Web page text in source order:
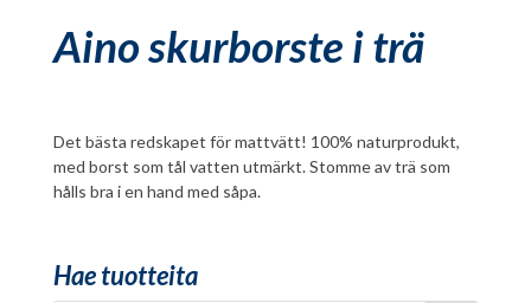
Aino skurborste i trä
Det bästa redskapet för mattvätt! 100% naturprodukt,
med borst som tål vatten utmärkt. Stomme av trä som
hålls bra i en hand med såpa.
Hae tuotteita